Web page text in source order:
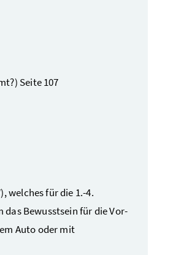
Seite 107
welches für die 1.-4.
Bewusstsein für die Vor-
Auto oder mit